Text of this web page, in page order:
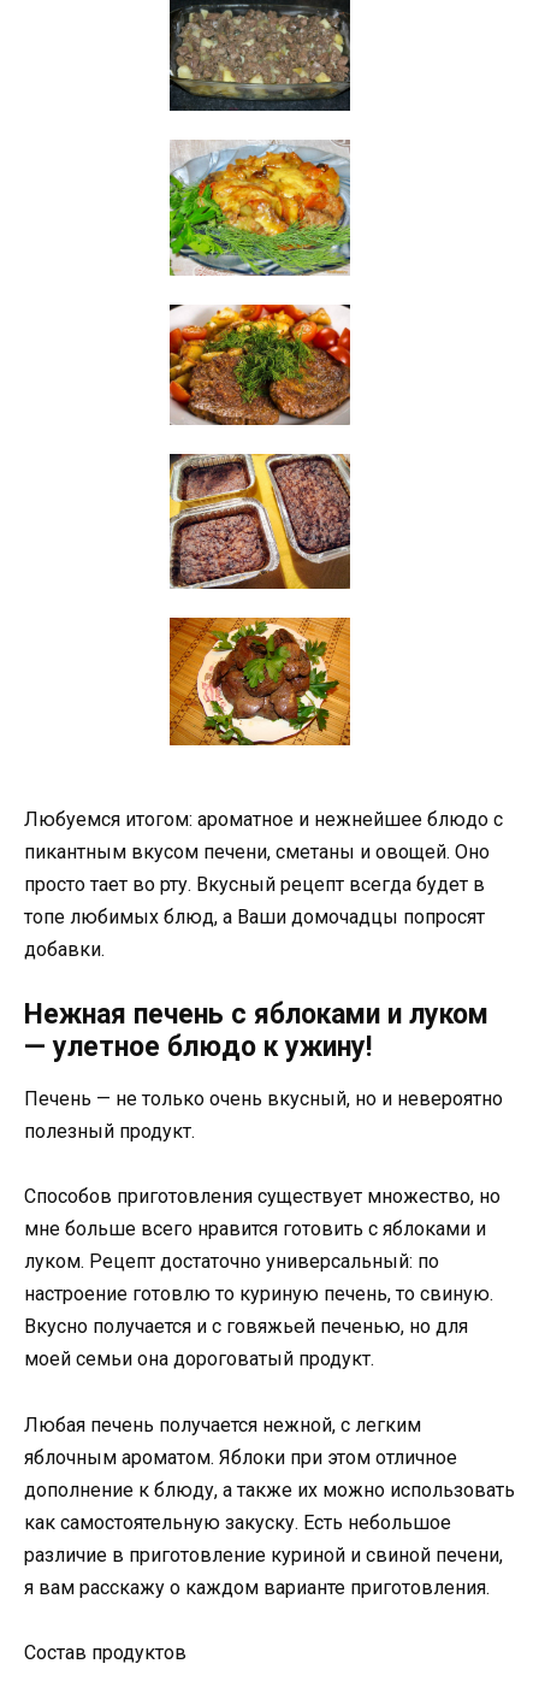
Любуемся итогом: ароматное и нежнейшее блюдо с
пикантным вкусом печени, сметаны и овощей. Оно
просто тает во рту. Вкусный рецепт всегда будет в
топе любимых блюд, а Ваши домочадцы попросят
добавки.
Нежная печень с яблоками и луком
— улетное блюдо к ужину!
Печень — не только очень вкусный, но и невероятно
полезный продукт.
Способов приготовления существует множество, но
мне больше всего нравится готовить с яблоками и
луком. Рецепт достаточно универсальный: по
настроение готовлю то куриную печень, то свиную.
Вкусно получается и с говяжьей печенью, но для
моей семьи она дороговатый продукт.
Любая печень получается нежной, с легким
яблочным ароматом. Яблоки при этом отличное
дополнение к блюду, а также их можно использовать
как самостоятельную закуску. Есть небольшое
различие в приготовление куриной и свиной печени,
я вам расскажу о каждом варианте приготовления.
Состав продуктов